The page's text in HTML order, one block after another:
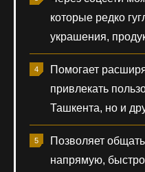
которые редко
украшения,
Помогает
привлекать
Ташкента, но и
Позволяет
напрямую, быстро